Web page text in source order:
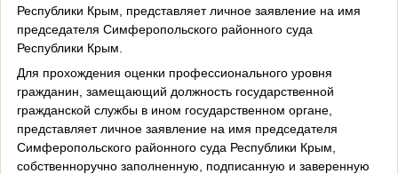
Республики Крым, представляет личное заявление на имя
председателя Симферопольского районного суда
Республики Крым.
Для прохождения оценки профессионального уровня
гражданин, замещающий должность государственной
гражданской службы в ином государственном органе,
представляет личное заявление на имя председателя
Симферопольского районного суда Республики Крым,
собственноручно заполненную, подписанную и заверенную